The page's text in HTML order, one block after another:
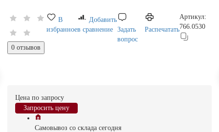
0 отзывов
В
избранное
Добавить
в сравнение
Задать
вопрос
Распечатать
Артикул:
766.0530
Цена по запросу
Запросить цену
Самовывоз со склада cегодня